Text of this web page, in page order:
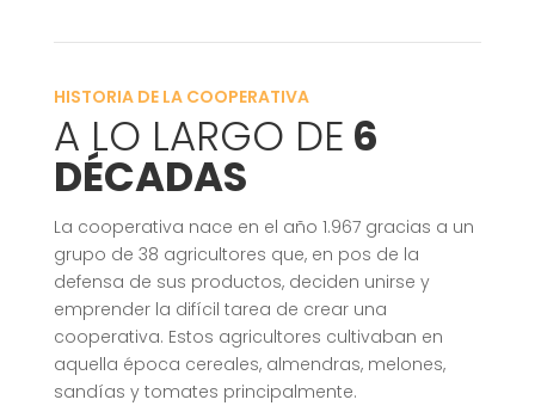
HISTORIA DE LA COOPERATIVA
A LO LARGO DE 6
DÉCADAS
La cooperativa nace en el año 1.967 gracias a un
grupo de 38 agricultores que, en pos de la
defensa de sus productos, deciden unirse y
emprender la difícil tarea de crear una
cooperativa. Estos agricultores cultivaban en
aquella época cereales, almendras, melones,
sandías y tomates principalmente.